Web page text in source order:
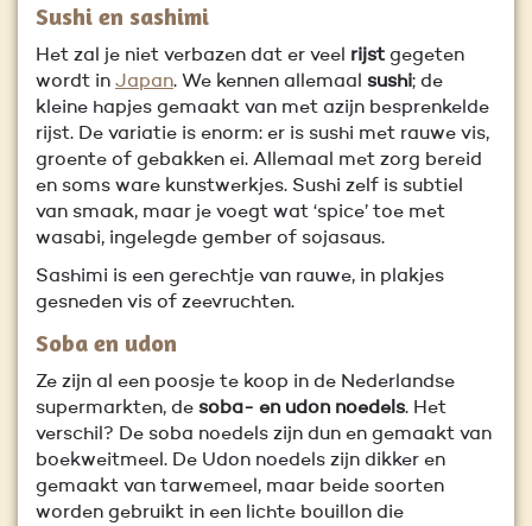
Sushi en sashimi
Het zal je niet verbazen dat er veel rijst gegeten
wordt in Japan. We kennen allemaal sushi; de
kleine hapjes gemaakt van met azijn besprenkelde
rijst. De variatie is enorm: er is sushi met rauwe vis,
groente of gebakken ei. Allemaal met zorg bereid
en soms ware kunstwerkjes. Sushi zelf is subtiel
van smaak, maar je voegt wat ‘spice’ toe met
wasabi, ingelegde gember of sojasaus.
Sashimi is een gerechtje van rauwe, in plakjes
gesneden vis of zeevruchten.
Soba en udon
Ze zijn al een poosje te koop in de Nederlandse
supermarkten, de soba- en udon noedels. Het
verschil? De soba noedels zijn dun en gemaakt van
boekweitmeel. De Udon noedels zijn dikker en
gemaakt van tarwemeel, maar beide soorten
worden gebruikt in een lichte bouillon die